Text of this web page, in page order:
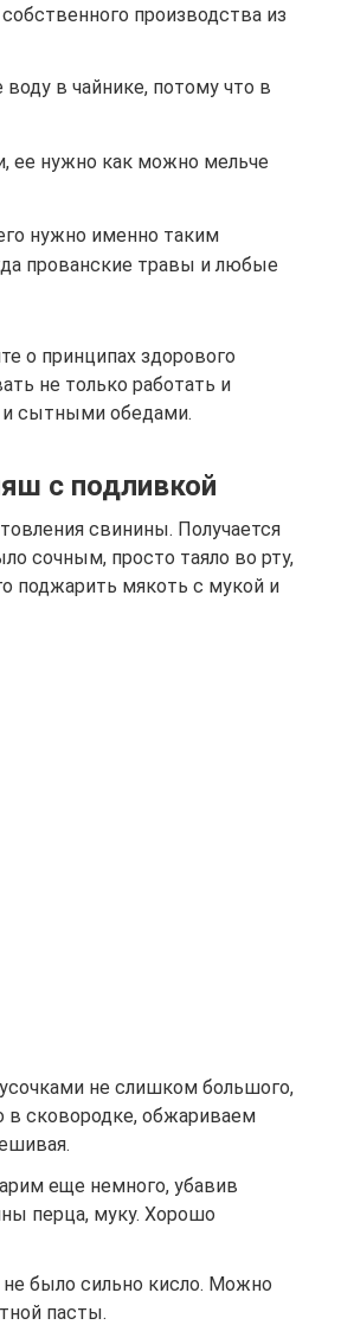
производства из
в чайнике, потому что в
ее нужно как можно мельче
нужно именно таким
прованские травы и любые
о принципах здорового
не только работать и
сытными обедами.
с подливкой
свинины. Получается
сочным, просто таяло во рту,
поджарить мякоть с мукой и
не слишком большого,
в сковородке, обжариваем
еще немного, убавив
перца, муку. Хорошо
было сильно кисло. Можно
пасты.